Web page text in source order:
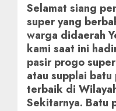
Selamat siang
super yang
warga didaerah
kami saat ini
pasir progo
atau supplai
terbaik di
Sekitarnya. Batu